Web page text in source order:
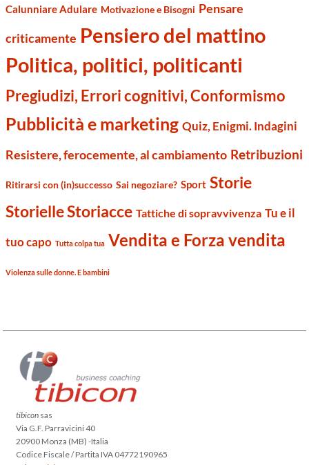
Calunniare Adulare Motivazione e Bisogni Pensare
criticamente Pensiero del mattino
Politica, politici, politicanti
Pregiudizi, Errori cognitivi, Conformismo
Pubblicità e marketing Quiz, Enigmi. Indagini
Resistere, ferocemente, al cambiamento Retribuzioni
Ritirarsi con (in)successo Sai negoziare? Sport Storie
Storielle Storiacce Tattiche di sopravvivenza Tu e il
tuo capo Tutta colpa tua Vendita e Forza vendita
Violenza sulle donne. E bambini
tibicon sas
Via G.F. Parravicini 40
20900 Monza (MB) -Italia
Codice Fiscale / Partita IVA 04772190965